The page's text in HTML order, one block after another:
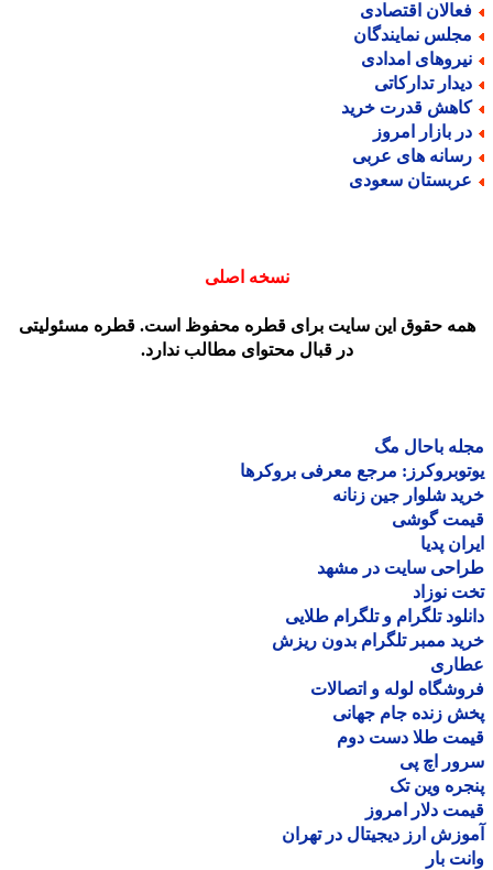
اقتصادی
نمایندگان
امدادی
تدارکاتی
قدرت خرید
بازار امروز
های عربی
سعودی
نسخه اصلی
حقوق این سایت برای قطره محفوظ است. قطره مسئولیتی
در قبال محتوای مطالب ندارد.
باحال مگ
مرجع معرفی بروکرها
شلوار جین زنانه
گوشی
پدیا
سایت در مشهد
نوزاد
تلگرام و تلگرام طلایی
ممبر تلگرام بدون ریزش
لوله و اتصالات
زنده جام جهانی
طلا دست دوم
اچ پی
وین تک
دلار امروز
ارز دیجیتال در تهران
بار